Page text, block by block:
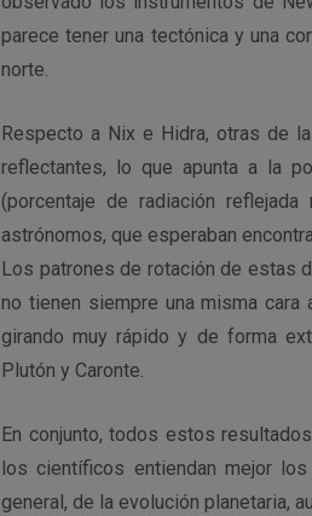
parece tener una tectónica y una
norte.
Respecto a Nix e Hidra, otras de
reflectantes, lo que apunta a la
(porcentaje de radiación
astrónomos, que esperaban
Los patrones de rotación de estas
no tienen siempre una misma cara
girando muy rápido y de forma
Plutón y Caronte.
En conjunto, todos estos
los científicos entiendan mejor
general, de la evolución planetaria,